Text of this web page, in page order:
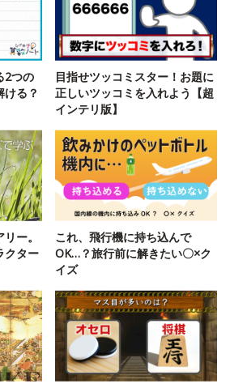
2つの
ける？
目指せツッコミスター！お題に
正しいツッコミを入れよう【超
インテリ版】
ー。
クター
これ、飛行機に持ち込んで
OK…？旅行前に解きたい〇×ク
イズ